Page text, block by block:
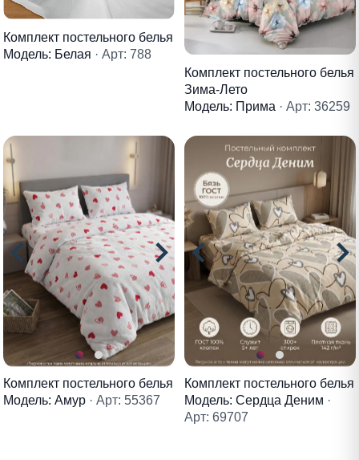
Комплект постельного белья
Модель: Белая · Арт: 788
Комплект постельного белья
Зима-Лето
Модель: Прима · Арт: 36259
Комплект постельного белья
Модель: Амур · Арт: 55367
Комплект постельного белья
Модель: Сердца Деним ·
Арт: 69707